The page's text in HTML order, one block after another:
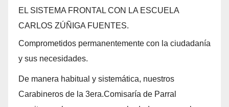
EL SISTEMA FRONTAL CON LA ESCUELA
CARLOS ZÚÑIGA FUENTES.
Comprometidos permanentemente con la ciudadanía
y sus necesidades.
De manera habitual y sistemática, nuestros
Carabineros de la 3era.Comisaría de Parral